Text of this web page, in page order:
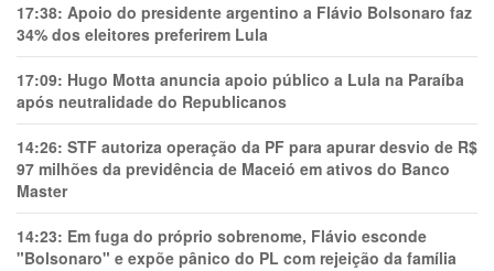
17:38: Apoio do presidente argentino a Flávio Bolsonaro faz
34% dos eleitores preferirem Lula
17:09: Hugo Motta anuncia apoio público a Lula na Paraíba
após neutralidade do Republicanos
14:26: STF autoriza operação da PF para apurar desvio de R$
97 milhões da previdência de Maceió em ativos do Banco
Master
14:23: Em fuga do próprio sobrenome, Flávio esconde
"Bolsonaro" e expõe pânico do PL com rejeição da família